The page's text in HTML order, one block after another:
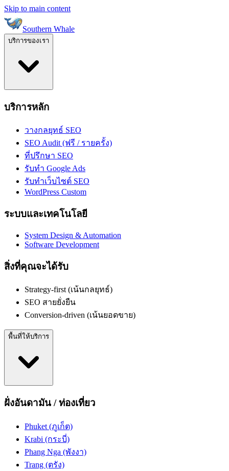
Skip to main content
Southern Whale
บริการของเรา
บริการหลัก
วางกลยุทธ์ SEO
SEO Audit (ฟรี / รายครั้ง)
ที่ปรึกษา SEO
รับทำ Google Ads
รับทำเว็บไซต์ SEO
WordPress Custom
ระบบและเทคโนโลยี
System Design & Automation
Software Development
สิ่งที่คุณจะได้รับ
Strategy-first (เน้นกลยุทธ์)
SEO สายยั่งยืน
Conversion-driven (เน้นยอดขาย)
พื้นที่ให้บริการ
ฝั่งอันดามัน / ท่องเที่ยว
Phuket (ภูเก็ต)
Krabi (กระบี่)
Phang Nga (พังงา)
Trang (ตรัง)